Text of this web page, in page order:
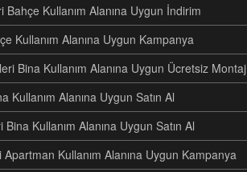
Kullanım Alanına Uygun İndirim
Kullanım Alanına Uygun Kampanya
Bina Kullanım Alanına Uygun Ücretsiz Montaj
Alanına Uygun Satın Al
Kullanım Alanına Uygun Satın Al
Kullanım Alanına Uygun Kampanya